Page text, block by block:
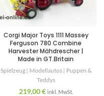
Corgi Major Toys 1111 Massey
Ferguson 780 Combine
Harvester Mähdrescher |
Made in GT.Britain
Spielzeug | Modellautos | Puppen &
Teddys
219,00€ inkl. MwSt.